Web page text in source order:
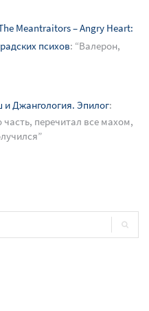
Meantraitors – Angry Heart:
психов: “Валерон,
Джангология. Эпилог:
перечитал все махом,
”